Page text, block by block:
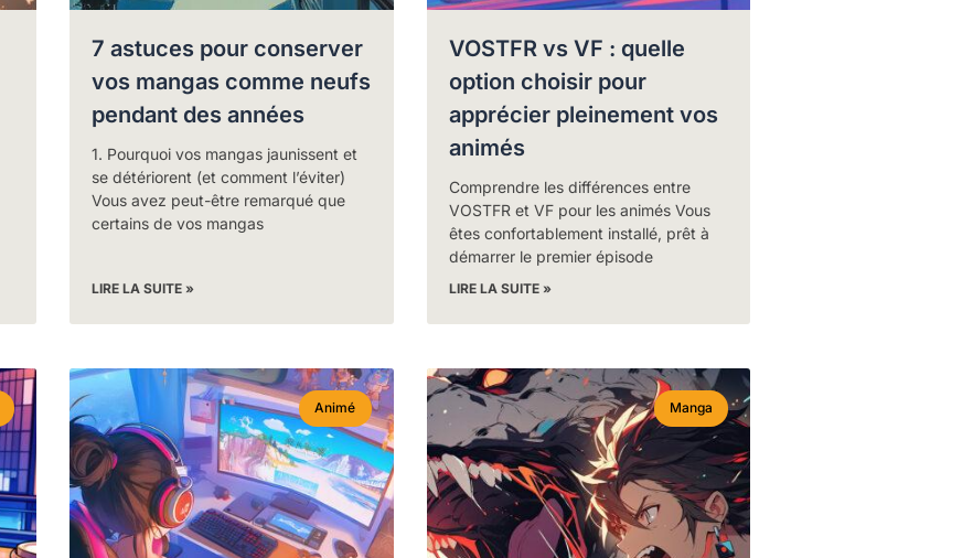
7 astuces pour conserver
vos mangas comme neufs
pendant des années
1. Pourquoi vos mangas jaunissent et
se détériorent (et comment l’éviter)
Vous avez peut-être remarqué que
certains de vos mangas
LIRE LA SUITE »
VOSTFR vs VF : quelle
option choisir pour
apprécier pleinement vos
animés
Comprendre les différences entre
VOSTFR et VF pour les animés Vous
êtes confortablement installé, prêt à
démarrer le premier épisode
LIRE LA SUITE »
Animé Manga